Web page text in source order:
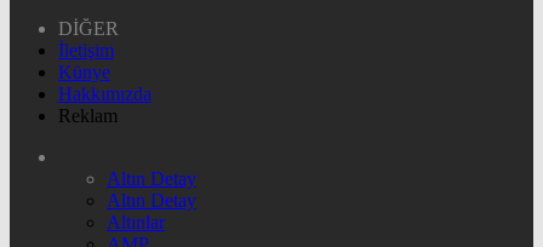
DİĞER
İletişim
Künye
Hakkımızda
Reklam
Altın Detay
Altın Detay
Altınlar